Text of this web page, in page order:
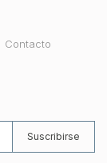
Contacto
Suscribirse